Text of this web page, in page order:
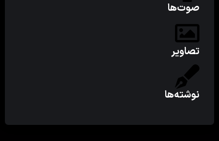
صوت‌ها
تصاویر
نوشته‌ها